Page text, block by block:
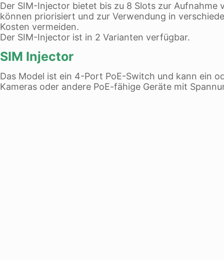
Der SIM-Injector bietet bis zu 8 Slots zur
können priorisiert und zur Verwendung in
Kosten vermeiden.
Der SIM-Injector ist in 2 Varianten verfügbar.
SIM Injector
Das Model ist ein 4-Port PoE-Switch und kann ein
Kameras oder andere PoE-fähige Geräte mit